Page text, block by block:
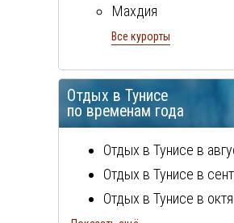
Махдия
Монастир
остров Джерба
Сусс
Хаммамет
Все курорты
Отдых в Тунисе
по временам года
Отдых в Тунисе в
Отдых в Тунисе в
Отдых в Тунисе в